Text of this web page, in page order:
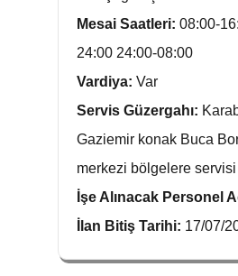
Mesai Saatleri: 08:00-
24:00 24:00-08:00
Vardiya: Var
Servis Güzergahı:
Gaziemir konak Buca
merkezi bölgelere servisi
İşe Alınacak Personel
İlan Bitiş Tarihi: 17/07/